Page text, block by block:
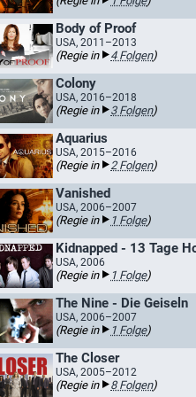
Body of Proof
USA, 2011–2013
(Regie in 4 Folgen)
Colony
USA, 2016–2018
(Regie in 3 Folgen)
Aquarius
USA, 2015–2016
(Regie in 2 Folgen)
Vanished
USA, 2006–2007
(Regie in 1 Folge)
Kidnapped - 13 Tage
USA, 2006
(Regie in 1 Folge)
The Nine - Die Geiseln
USA, 2006–2007
(Regie in 1 Folge)
The Closer
USA, 2005–2012
(Regie in 8 Folgen)